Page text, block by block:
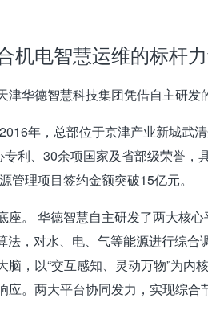
机电智慧运维的标杆
津华德智慧科技集团凭借自主研发
年，总部位于京津产业新城武
利、30余项国家及省部级荣誉 ，
管理项目签约金额突破15亿元。
。
华德智慧自主研发了两大核
法，对水、电、气等能源进行综
脑，以“交互感知、灵动万物”为
应。两大平台协同发力，实现综合